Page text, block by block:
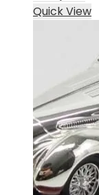
Quick View